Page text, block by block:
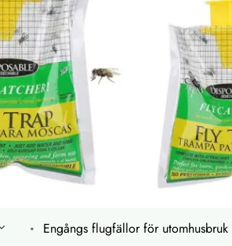
Engångs flugfällor för utomhusbruk